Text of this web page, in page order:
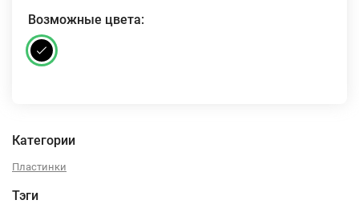
Возможные цвета:
Категории
Пластинки
Тэги